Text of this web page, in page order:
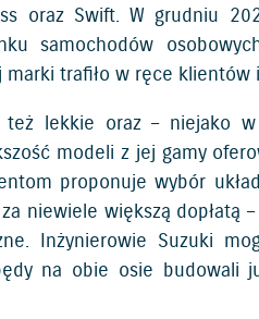
oraz Swift. W grudniu
samochodów
trafiło w ręce klientów
lekkie oraz – niejako
modeli z jej gamy
proponuje wybór
niewiele większą dopłatą
Inżynierowie Suzuki
na obie osie